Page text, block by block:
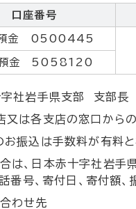
口座番号
預金 0500445
預金 5058120
字社岩手県支部 支部長
又は各支店の窓口から
振込は手数料が有料と
は、日本赤十字社岩手
話番号、寄付日、寄付額
わせ先